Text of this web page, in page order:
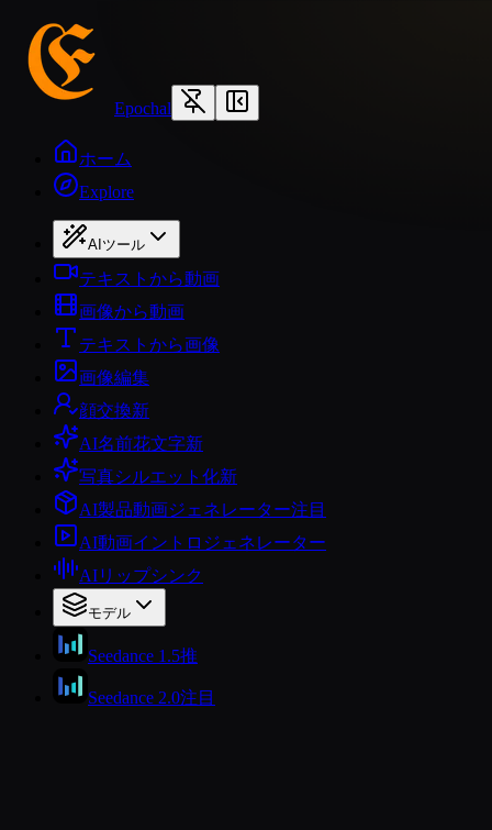
Epochal
ホーム
Explore
AIツール
テキストから動画
画像から動画
テキストから画像
画像編集
顔交換新
AI名前花文字新
写真シルエット化新
AI製品動画ジェネレーター注目
AI動画イントロジェネレーター
AIリップシンク
モデル
Seedance 1.5推
Seedance 2.0注目